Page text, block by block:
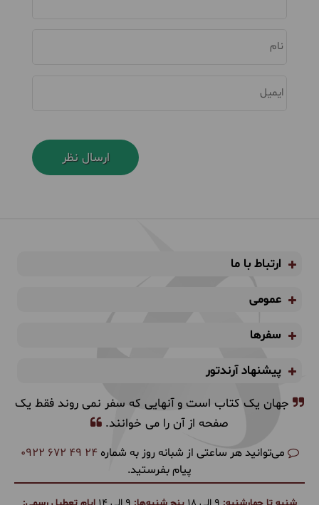
نام
ایمیل
ارتباط با ما
عمومی
سفرها
پیشنهاد آرندتور
جهان یک کتاب است و آنهایی که سفر نمی روند فقط یک
صفحه از آن را می خوانند.
می‌توانید هر ساعتی از شبانه روز به شماره 0922 672 49 24
پیام بفرستید.